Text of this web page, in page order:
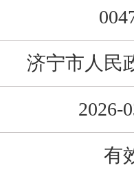
济宁市人民
2026-
有